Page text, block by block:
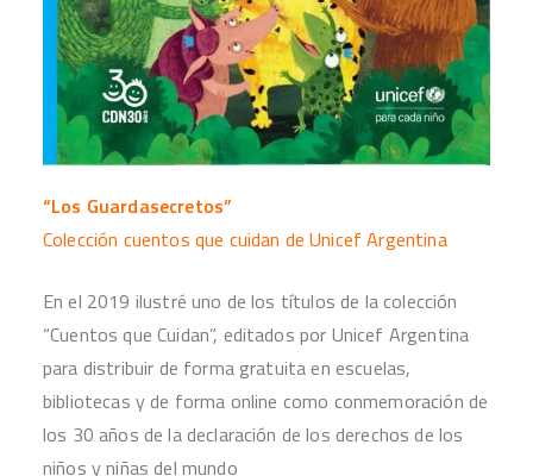
“Los Guardasecretos”
Colección cuentos que cuidan de Unicef Argentina
En el 2019 ilustré uno de los títulos de la colección
“Cuentos que Cuidan”, editados por Unicef Argentina
para distribuir de forma gratuita en escuelas,
bibliotecas y de forma online como conmemoración de
los 30 años de la declaración de los derechos de los
niños y niñas del mundo